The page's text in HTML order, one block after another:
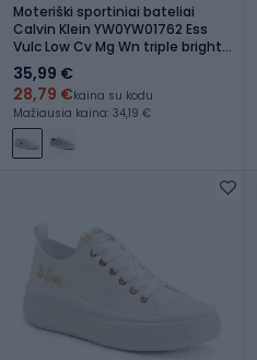
Moteriški sportiniai bateliai
Calvin Klein YW0YW01762 Ess
Vulc Low Cv Mg Wn triple bright
white
35,99 €
28,79 €kaina su kodu
Mažiausia kaina: 34,19 €